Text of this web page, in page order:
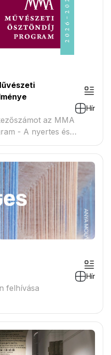
Hír
az MMA
- A nyertes és
megtekinthető a
Hír
felhívása